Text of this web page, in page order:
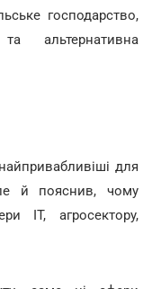
господарство,
альтернативна
для
й пояснив, чому
ІТ, агросектору,